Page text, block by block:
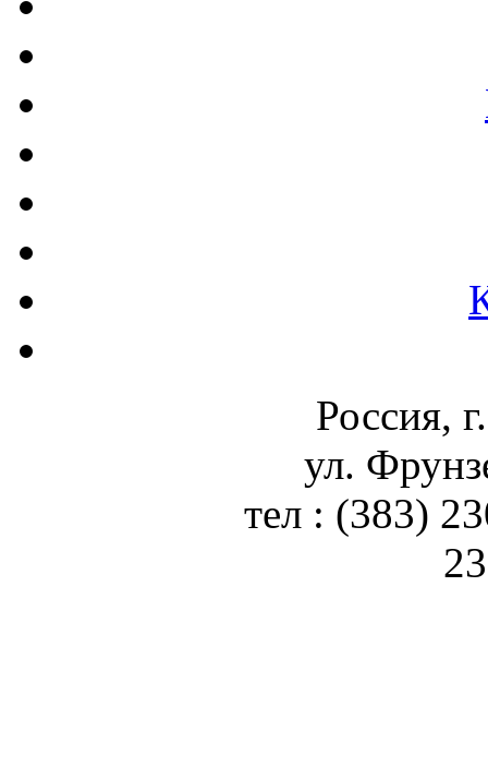
Россия,
ул.
тел : (383)